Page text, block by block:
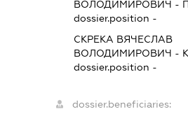
ВОЛОДИМИРОВИЧ -
dossier.position -
СКРЕКА ВЯЧЕСЛАВ
ВОЛОДИМИРОВИЧ -
dossier.position -
dossier.beneficiaries: